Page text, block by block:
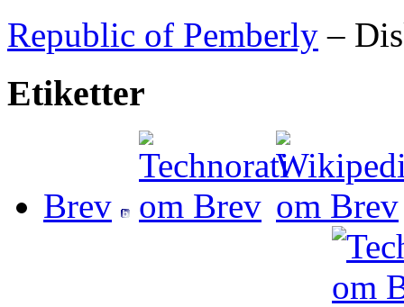
Republic of Pemberly –
Etiketter
Brev